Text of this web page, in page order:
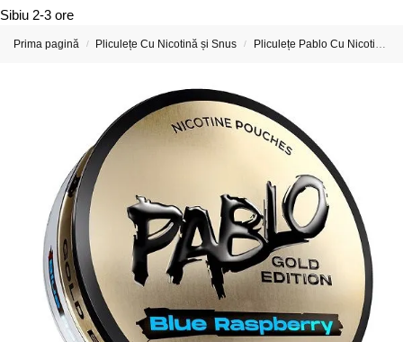
Sibiu 2-3 ore
Prima pagină / Pliculețe Cu Nicotină și Snus / Pliculețe Pablo Cu Nicotină